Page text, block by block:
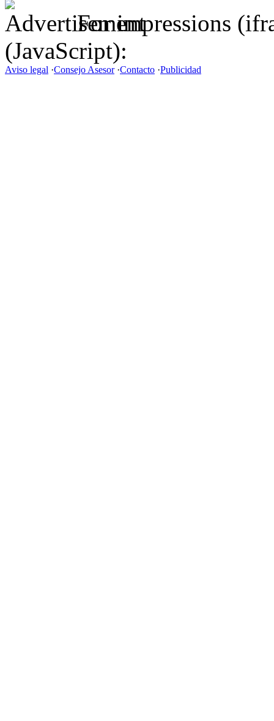
For impressions
(JavaScript):
Aviso legal ·Consejo Asesor·Contacto ·Publicidad